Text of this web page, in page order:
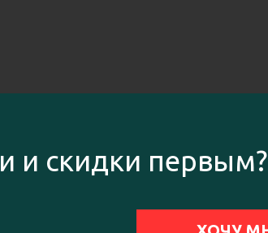
и скидки первым?